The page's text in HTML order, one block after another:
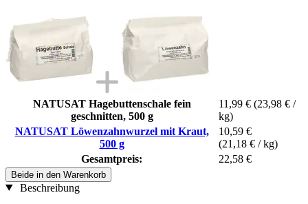
NATUSAT Hagebuttenschale fein
geschnitten, 500 g
11,99 € (23,98 € /
kg)
NATUSAT Löwenzahnwurzel mit Kraut,
500 g
10,59 €
(21,18 € / kg)
Gesamtpreis:
22,58 €
Beide in den Warenkorb
Beschreibung